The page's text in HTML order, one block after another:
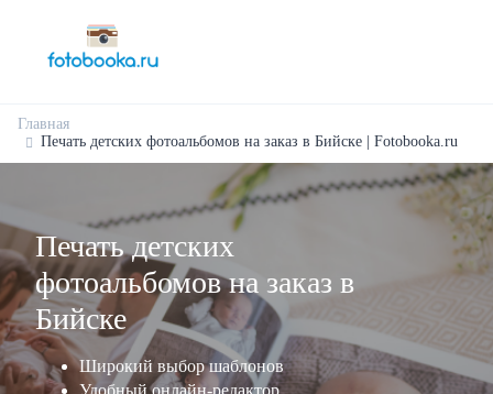
Главная
Печать детских фотоальбомов на заказ в Бийске | Fotobooka.ru
Печать детских
фотоальбомов на заказ в
Бийске
Широкий выбор шаблонов
Удобный онлайн-редактор